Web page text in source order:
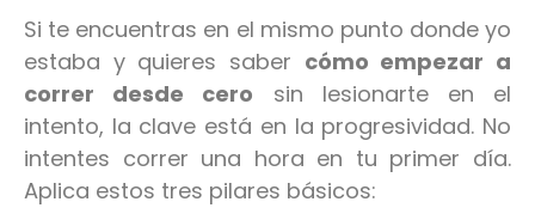
Si te encuentras en el mismo punto donde yo
estaba y quieres saber cómo empezar a
correr desde cero sin lesionarte en el
intento, la clave está en la progresividad. No
intentes correr una hora en tu primer día.
Aplica estos tres pilares básicos: